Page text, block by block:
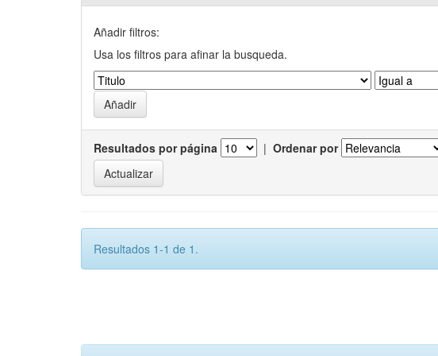
Añadir filtros:
Usa los filtros para afinar la busqueda.
Resultados por página | Ordenar por
Resultados 1-1 de 1.